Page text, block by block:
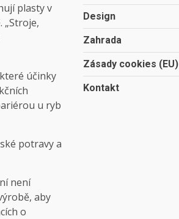
plasty v
„Stroje,
účinky
u ryb
potravy a
není
aby
o
Design
Zahrada
Zásady cookies (EU)
Kontakt